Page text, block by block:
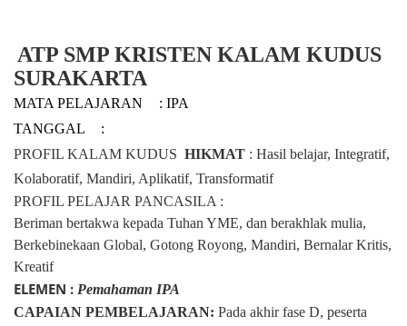
ATP SMP KRISTEN KALAM KUDUS
SURAKARTA
MATA PELAJARAN
: IPA
TANGGAL
:
PROFIL KALAM KUDUS HIKMAT : Hasil belajar, Integratif,
Kolaboratif, Mandiri, Aplikatif, Transformatif
PROFIL PELAJAR PANCASILA :
Beriman bertakwa kepada Tuhan YME, dan berakhlak mulia,
Berkebinekaan Global, Gotong Royong, Mandiri, Bernalar Kritis,
Kreatif
ELEMEN : Pemahaman IPA
CAPAIAN PEMBELAJARAN: Pada akhir fase D, peserta